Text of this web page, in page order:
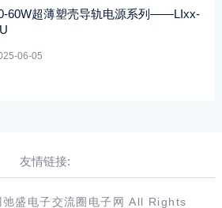
60W超薄塑壳导轨电源系列——LIxx-
06-05
友情链接:
盛电子交流圈电子网 All Rights